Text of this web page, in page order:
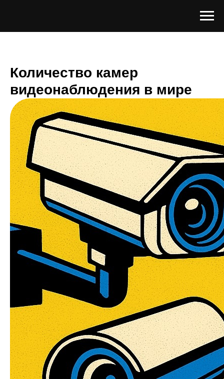
Количество камер
видеонаблюдения в мире